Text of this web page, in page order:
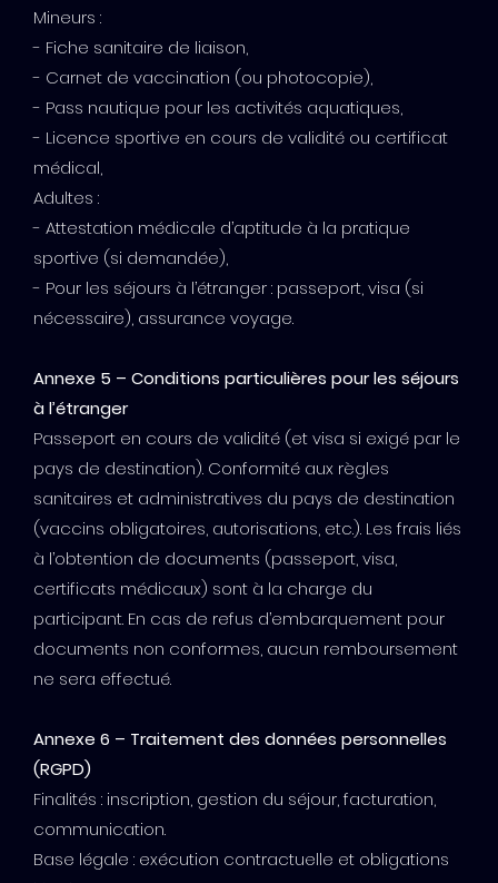
Mineurs :
- Fiche sanitaire de liaison,
- Carnet de vaccination (ou photocopie),
- Pass nautique pour les activités aquatiques,
- Licence sportive en cours de validité ou certificat
médical,
Adultes :
- Attestation médicale d’aptitude à la pratique
sportive (si demandée),
- Pour les séjours à l’étranger : passeport, visa (si
nécessaire), assurance voyage.
Annexe 5 – Conditions particulières pour les séjours
à l’étranger
Passeport en cours de validité (et visa si exigé par le
pays de destination). Conformité aux règles
sanitaires et administratives du pays de destination
(vaccins obligatoires, autorisations, etc.). Les frais liés
à l’obtention de documents (passeport, visa,
certificats médicaux) sont à la charge du
participant. En cas de refus d’embarquement pour
documents non conformes, aucun remboursement
ne sera effectué.
Annexe 6 – Traitement des données personnelles
(RGPD)
Finalités : inscription, gestion du séjour, facturation,
communication.
Base légale : exécution contractuelle et obligations